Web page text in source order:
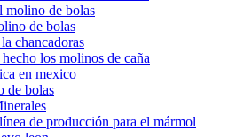
molino de bolas
de bolas
chancadoras
los molinos de caña
en mexico
de bolas
de producción para el mármol